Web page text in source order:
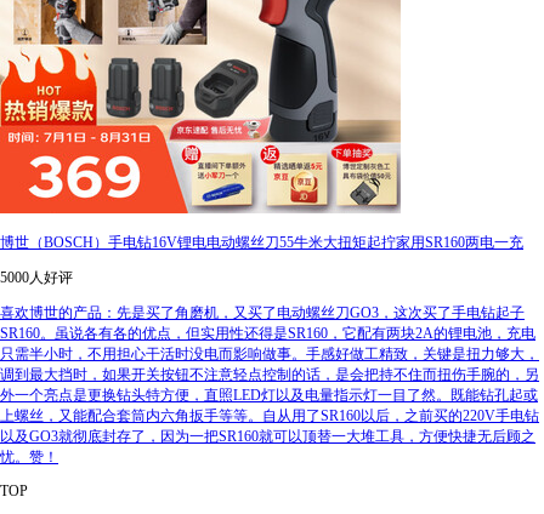
博世（BOSCH）手电钻16V锂电电动螺丝刀55牛米大扭矩起拧家用SR160两电一充
5000人好评
喜欢博世的产品：先是买了角磨机，又买了电动螺丝刀GO3，这次买了手电钻起子
SR160。虽说各有各的优点，但实用性还得是SR160，它配有两块2A的锂电池，充电
只需半小时，不用担心干活时没电而影响做事。手感好做工精致，关键是扭力够大，
调到最大挡时，如果开关按钮不注意轻点控制的话，是会把持不住而扭伤手腕的，另
外一个亮点是更换钻头特方便，直照LED灯以及电量指示灯一目了然。既能钻孔起或
上螺丝，又能配合套筒内六角扳手等等。自从用了SR160以后，之前买的220V手电钻
以及GO3就彻底封存了，因为一把SR160就可以顶替一大堆工具，方便快捷无后顾之
忧。赞！
TOP